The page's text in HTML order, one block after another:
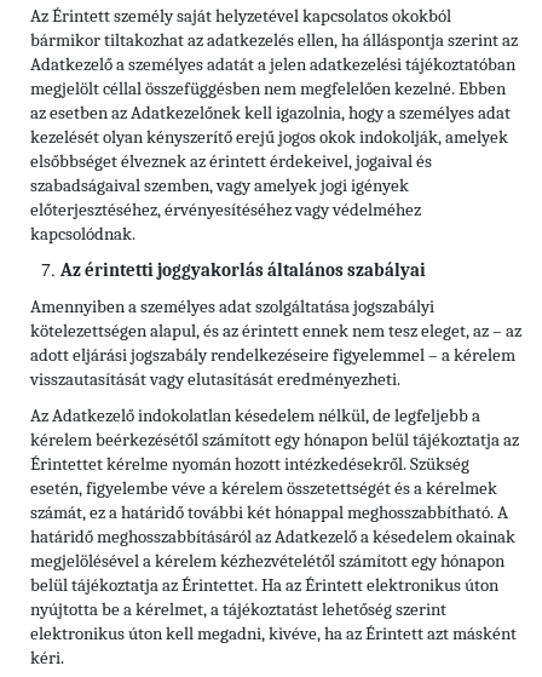
Az Érintett személy saját helyzetével kapcsolatos okokból
bármikor tiltakozhat az adatkezelés ellen, ha álláspontja szerint az
Adatkezelő a személyes adatát a jelen adatkezelési tájékoztatóban
megjelölt céllal összefüggésben nem megfelelően kezelné. Ebben
az esetben az Adatkezelőnek kell igazolnia, hogy a személyes adat
kezelését olyan kényszerítő erejű jogos okok indokolják, amelyek
elsőbbséget élveznek az érintett érdekeivel, jogaival és
szabadságaival szemben, vagy amelyek jogi igények
előterjesztéséhez, érvényesítéséhez vagy védelméhez
kapcsolódnak.
Az érintetti joggyakorlás általános szabályai
Amennyiben a személyes adat szolgáltatása jogszabályi
kötelezettségen alapul, és az érintett ennek nem tesz eleget, az – az
adott eljárási jogszabály rendelkezéseire figyelemmel – a kérelem
visszautasítását vagy elutasítását eredményezheti.
Az Adatkezelő indokolatlan késedelem nélkül, de legfeljebb a
kérelem beérkezésétől számított egy hónapon belül tájékoztatja az
Érintettet kérelme nyomán hozott intézkedésekről. Szükség
esetén, figyelembe véve a kérelem összetettségét és a kérelmek
számát, ez a határidő további két hónappal meghosszabbítható. A
határidő meghosszabbításáról az Adatkezelő a késedelem okainak
megjelölésével a kérelem kézhezvételétől számított egy hónapon
belül tájékoztatja az Érintettet. Ha az Érintett elektronikus úton
nyújtotta be a kérelmet, a tájékoztatást lehetőség szerint
elektronikus úton kell megadni, kivéve, ha az Érintett azt másként
kéri.